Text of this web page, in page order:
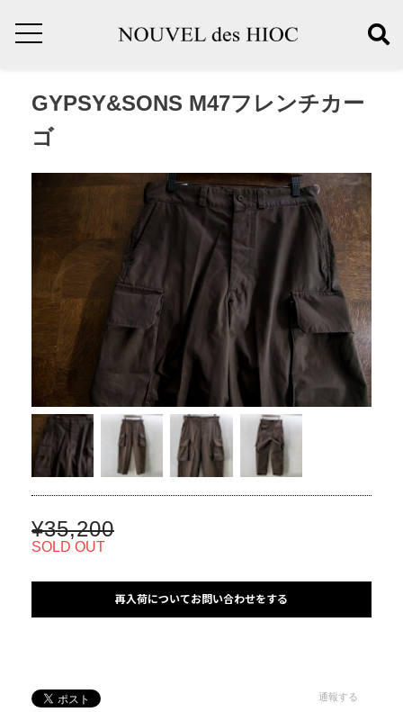
GYPSY&SONS M47フレンチカー
ゴ
¥35,200
SOLD OUT
再入荷についてお問い合わせをする
通報する